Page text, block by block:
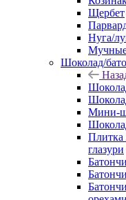
Щербет
Нуга/
Мучные
Шоколад/
Мини-
Плитка
глазури